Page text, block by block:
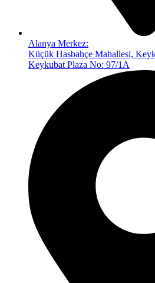
Alanya Merkez:
Küçük Hasbahçe Mahallesi,
Keykubat Plaza No: 97/1A